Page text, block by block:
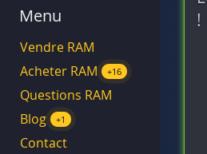
!
Menu
Vendre RAM
Acheter RAM
+16
Questions RAM
Blog
+1
Contact